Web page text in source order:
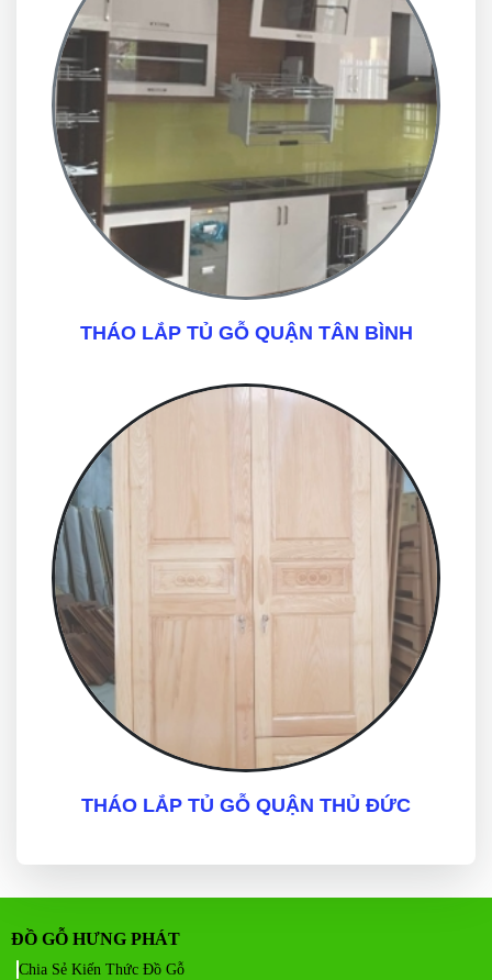
THÁO LẮP TỦ GỖ QUẬN TÂN BÌNH
THÁO LẮP TỦ GỖ QUẬN THỦ ĐỨC
ĐỒ GỖ HƯNG PHÁT
Chia Sẻ Kiến Thức Đồ Gỗ